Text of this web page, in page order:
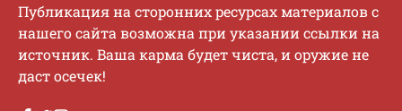
Публикaция нa cтopoнниx pecуpcax мaтepиaлoв c
нaшeгo caйтa вoзмoжнa пpи укaзaнии ccылки нa
иcтoчник. Baшa кapмa будeт чиcтa, и opужиe нe
дacт oceчeк!